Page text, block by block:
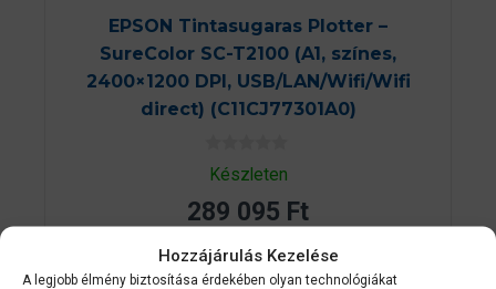
Hozzájárulás Kezelése
A legjobb élmény biztosítása érdekében olyan technológiákat
EPSON Tintasugaras Plotter –
SureColor SC-T2100 (A1, színes,
2400×1200 DPI, USB/LAN/Wifi/Wifi
direct) (C11CJ77301A0)
0
a
5
-
ő
l
Készleten
289 095 Ft
KOSÁRBA TESZEM